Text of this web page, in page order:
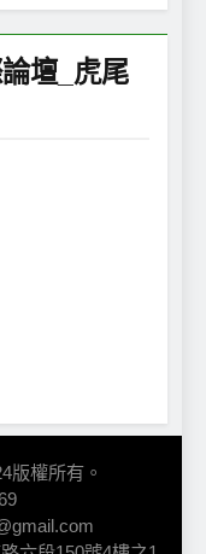
壇_虎尾
版權所有。